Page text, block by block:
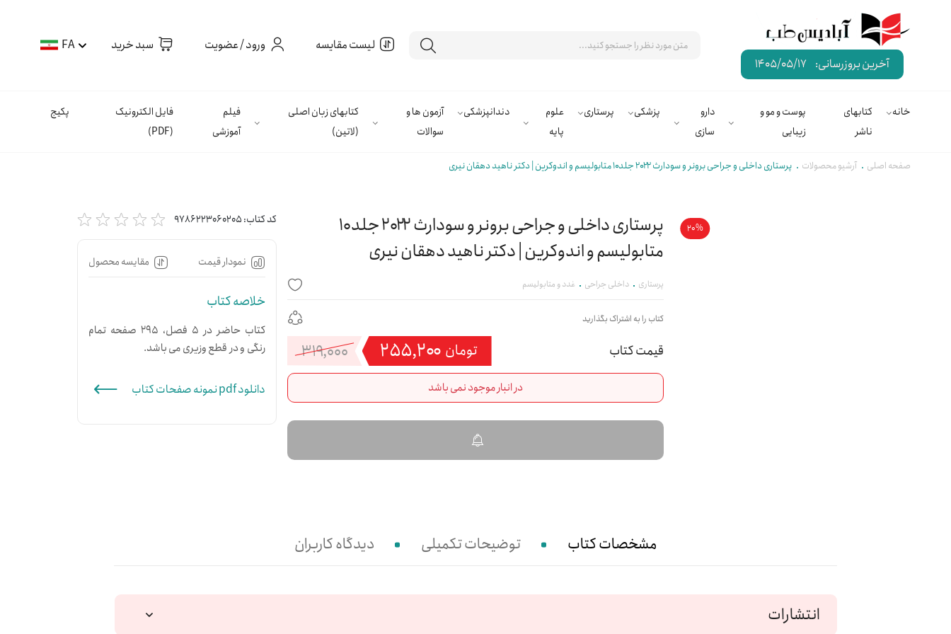
آخرین بروزرسانی: 1405/05/17
لیست مقایسه ورود / عضویت سبد خرید FA
خانه
کتابهای
ناشر
پوست و مو و
زیبایی
دارو
سازی
پزشکی پرستاری
علوم
پایه
دندانپزشکی
آزمون ها و
سوالات
کتابهای زبان اصلی
(لاتین)
فیلم
آموزشی
فایل الکترونیک
(PDF)
پکیج
صفحه اصلی آرشیو محصولات پرستاری داخلی و جراحی برونر و سودارث ۲۰۲۲ جلد۱۰ متابولیسم و اندوکرین | دکتر ناهید دهقان نیری
20%
پرستاری داخلی و جراحی برونر و سودارث ۲۰۲۲ جلد10
متابولیسم و اندوکرین | دکتر ناهید دهقان نیری
پرستاری داخلی جراحی غدد و متابولیسم
کتاب را به اشتراک بگذارید
۳۱۹,۰۰۰
اصلی:
بود.
۲۵۵,۲۰۰ تومان
فعلی:
۲۵۵,۲۰۰تومان.
در انبار موجود نمی باشد
کد کتاب:9786223060205
نمودار قیمت مقایسه محصول
خلاصه کتاب
کتاب حاضر در 5 فصل، 295 صفحه تمام
رنگی و در قطع وزیری می باشد.
دانلود pdf نمونه صفحات کتاب
مشخصات کتاب توضیحات تکمیلی دیدگاه کاربران
انتشارات